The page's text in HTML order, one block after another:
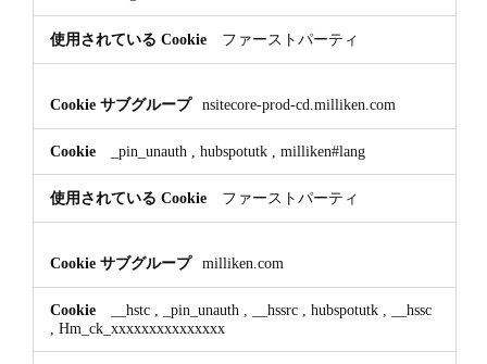
ファーストパーティ
nsitecore-prod-cd.milliken.com
_pin_unauth hubspotutk milliken#lang
ファーストパーティ
milliken.com
__hstc _pin_unauth __hssrc hubspotutk
__hssc
Hm_ck_xxxxxxxxxxxxxxx